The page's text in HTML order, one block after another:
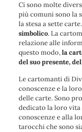
Ci sono molte
più comuni sono la
la stesa a sette carte.
simbolico. La
relazione alle
questo modo,la
del suo presente,
Le cartomanti di
conoscenze e la
delle carte. Sono
dedicato la loro vita
conoscenze e alla
tarocchi che sono